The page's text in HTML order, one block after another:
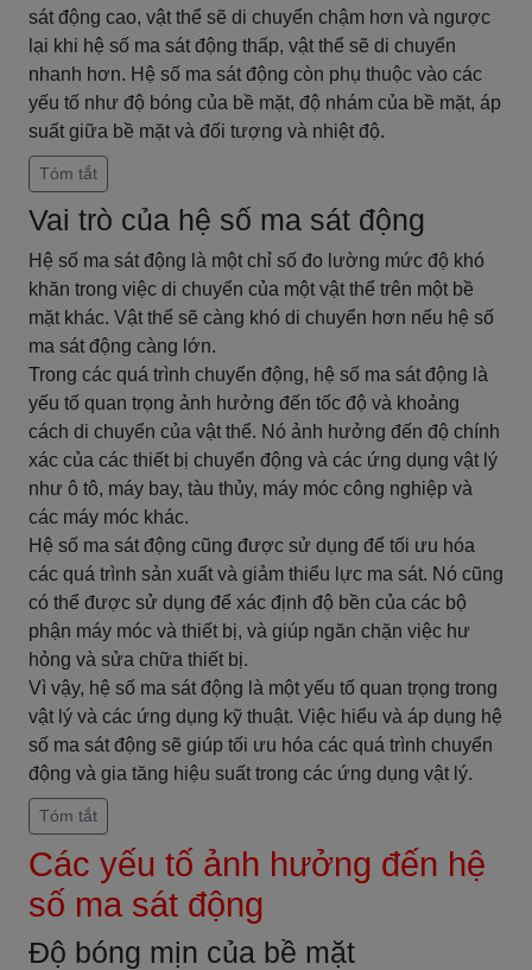
sát động cao, vật thể sẽ di chuyển chậm hơn và ngược
lại khi hệ số ma sát động thấp, vật thể sẽ di chuyển
nhanh hơn. Hệ số ma sát động còn phụ thuộc vào các
yếu tố như độ bóng của bề mặt, độ nhám của bề mặt, áp
suất giữa bề mặt và đối tượng và nhiệt độ.
Tóm tắt
Vai trò của hệ số ma sát động
Hệ số ma sát động là một chỉ số đo lường mức độ khó
khăn trong việc di chuyển của một vật thể trên một bề
mặt khác. Vật thể sẽ càng khó di chuyển hơn nếu hệ số
ma sát động càng lớn.
Trong các quá trình chuyển động, hệ số ma sát động là
yếu tố quan trọng ảnh hưởng đến tốc độ và khoảng
cách di chuyển của vật thể. Nó ảnh hưởng đến độ chính
xác của các thiết bị chuyển động và các ứng dụng vật lý
như ô tô, máy bay, tàu thủy, máy móc công nghiệp và
các máy móc khác.
Hệ số ma sát động cũng được sử dụng để tối ưu hóa
các quá trình sản xuất và giảm thiểu lực ma sát. Nó cũng
có thể được sử dụng để xác định độ bền của các bộ
phận máy móc và thiết bị, và giúp ngăn chặn việc hư
hỏng và sửa chữa thiết bị.
Vì vậy, hệ số ma sát động là một yếu tố quan trọng trong
vật lý và các ứng dụng kỹ thuật. Việc hiểu và áp dụng hệ
số ma sát động sẽ giúp tối ưu hóa các quá trình chuyển
động và gia tăng hiệu suất trong các ứng dụng vật lý.
Tóm tắt
Các yếu tố ảnh hưởng đến hệ
số ma sát động
Độ bóng mịn của bề mặt